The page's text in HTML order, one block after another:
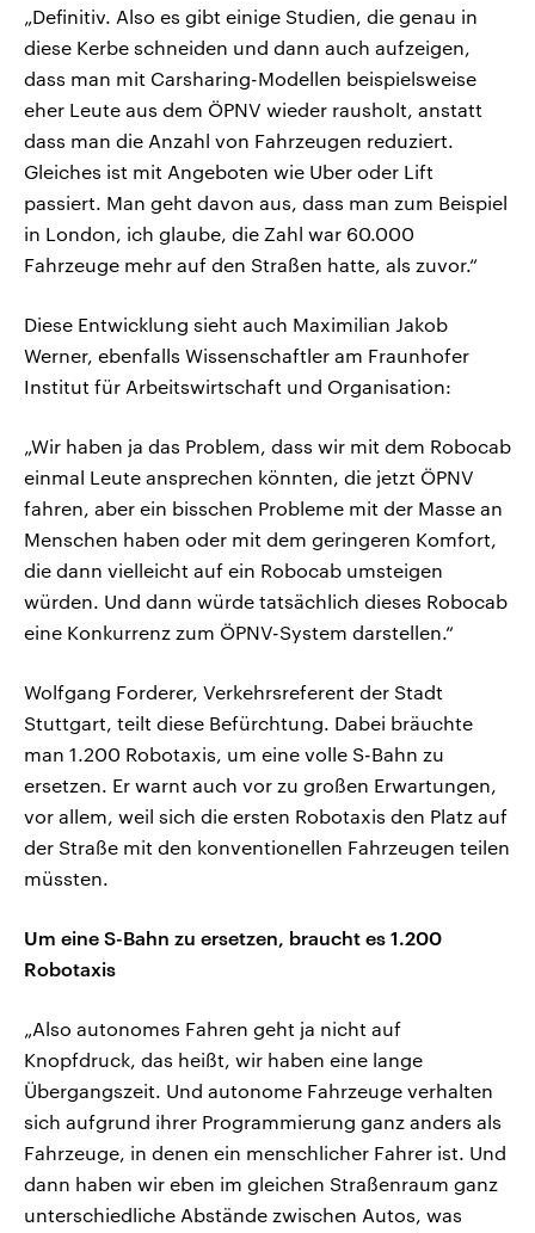
„Definitiv. Also es gibt einige Studien, die genau in
diese Kerbe schneiden und dann auch aufzeigen,
dass man mit Carsharing-Modellen beispielsweise
eher Leute aus dem ÖPNV wieder rausholt, anstatt
dass man die Anzahl von Fahrzeugen reduziert.
Gleiches ist mit Angeboten wie Uber oder Lift
passiert. Man geht davon aus, dass man zum Beispiel
in London, ich glaube, die Zahl war 60.000
Fahrzeuge mehr auf den Straßen hatte, als zuvor.“
Diese Entwicklung sieht auch Maximilian Jakob
Werner, ebenfalls Wissenschaftler am Fraunhofer
Institut für Arbeitswirtschaft und Organisation:
„Wir haben ja das Problem, dass wir mit dem Robocab
einmal Leute ansprechen könnten, die jetzt ÖPNV
fahren, aber ein bisschen Probleme mit der Masse an
Menschen haben oder mit dem geringeren Komfort,
die dann vielleicht auf ein Robocab umsteigen
würden. Und dann würde tatsächlich dieses Robocab
eine Konkurrenz zum ÖPNV-System darstellen.“
Wolfgang Forderer, Verkehrsreferent der Stadt
Stuttgart, teilt diese Befürchtung. Dabei bräuchte
man 1.200 Robotaxis, um eine volle S-Bahn zu
ersetzen. Er warnt auch vor zu großen Erwartungen,
vor allem, weil sich die ersten Robotaxis den Platz auf
der Straße mit den konventionellen Fahrzeugen teilen
müssten.
Um eine S-Bahn zu ersetzen, braucht es 1.200
Robotaxis
„Also autonomes Fahren geht ja nicht auf
Knopfdruck, das heißt, wir haben eine lange
Übergangszeit. Und autonome Fahrzeuge verhalten
sich aufgrund ihrer Programmierung ganz anders als
Fahrzeuge, in denen ein menschlicher Fahrer ist. Und
dann haben wir eben im gleichen Straßenraum ganz
unterschiedliche Abstände zwischen Autos, was